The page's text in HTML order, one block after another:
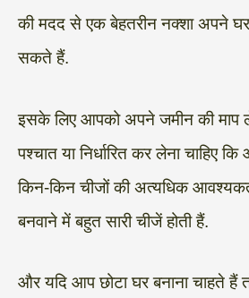
की मदद से एक बेहतरीन नक्शा अपने
सकते हैं.
इसके लिए आपको अपने जमीन की माप
पश्चात या निर्धारित कर लेना चाहिए
किन-किन चीजों की अत्यधिक
बनवाने में बहुत सारी चीजें होती हैं.
और यदि आप छोटा घर बनाना चाहते